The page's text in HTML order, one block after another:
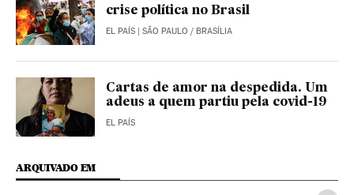
crise política no Brasil
EL PAÍS | SÃO PAULO / BRASÍLIA
Cartas de amor na despedida. Um
adeus a quem partiu pela covid-19
EL PAÍS
ARQUIVADO EM